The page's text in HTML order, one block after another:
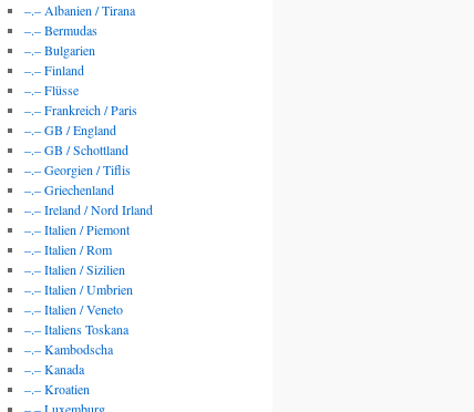
–.– Albanien / Tirana
–.– Bermudas
–.– Bulgarien
–.– Finland
–.– Flüsse
–.– Frankreich / Paris
–.– GB / England
–.– GB / Schottland
–.– Georgien / Tiflis
–.– Griechenland
–.– Ireland / Nord Irland
–.– Italien / Piemont
–.– Italien / Rom
–.– Italien / Sizilien
–.– Italien / Umbrien
–.– Italien / Veneto
–.– Italiens Toskana
–.– Kambodscha
–.– Kanada
–.– Kroatien